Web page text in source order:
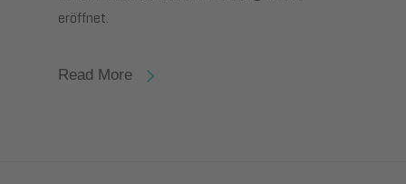
eröffnet.
Read More